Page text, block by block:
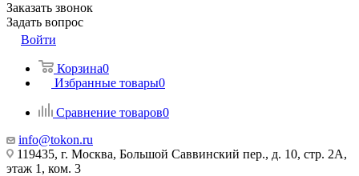
Заказать звонок
Задать вопрос
Войти
Корзина0
Избранные товары0
Сравнение товаров0
info@tokon.ru
119435, г. Москва, Большой Саввинский пер., д. 10, стр. 2А,
этаж 1, ком. 3